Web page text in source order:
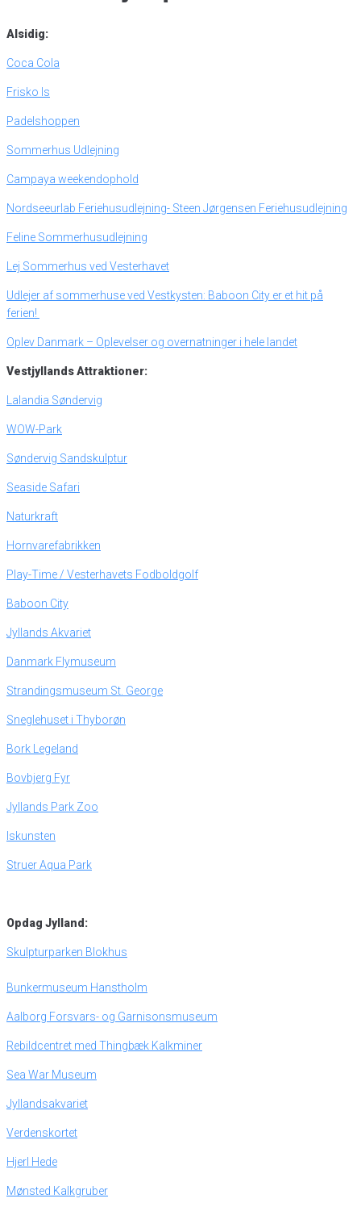
Alsidig:
Coca Cola
Frisko Is
Padelshoppen
Sommerhus Udlejning
Campaya weekendophold
Nordseeurlab Feriehusudlejning- Steen Jørgensen Feriehusudlejning
Feline Sommerhusudlejning
Lej Sommerhus ved Vesterhavet
Udlejer af sommerhuse ved Vestkysten: Baboon City er et hit på
ferien!
Oplev Danmark – Oplevelser og overnatninger i hele landet
Vestjyllands Attraktioner:
Lalandia Søndervig
WOW-Park
Søndervig Sandskulptur
Seaside Safari
Naturkraft
Hornvarefabrikken
Play-Time / Vesterhavets Fodboldgolf
Baboon City
Jyllands Akvariet
Danmark Flymuseum
Strandingsmuseum St. George
Sneglehuset i Thyborøn
Bork Legeland
Bovbjerg Fyr
Jyllands Park Zoo
Iskunsten
Struer Aqua Park
Opdag Jylland:
Skulpturparken Blokhus
Bunkermuseum Hanstholm
Aalborg Forsvars- og Garnisonsmuseum
Rebildcentret med Thingbæk Kalkminer
Sea War Museum
Jyllandsakvariet
Verdenskortet
Hjerl Hede
Mønsted Kalkgruber